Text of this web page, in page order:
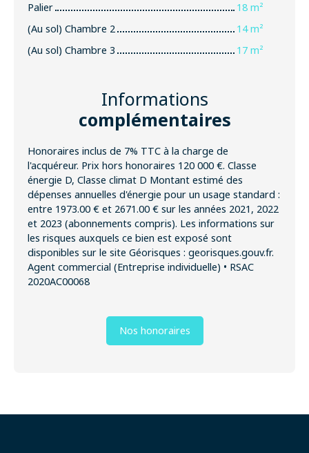
Palier
18 m²
(Au sol) Chambre 2
14 m²
(Au sol) Chambre 3
17 m²
Informations
complémentaires
Honoraires inclus de 7% TTC à la charge de
l'acquéreur. Prix hors honoraires 120 000 €. Classe
énergie D, Classe climat D Montant estimé des
dépenses annuelles d'énergie pour un usage standard :
entre 1973.00 € et 2671.00 € sur les années 2021, 2022
et 2023 (abonnements compris). Les informations sur
les risques auxquels ce bien est exposé sont
disponibles sur le site Géorisques : georisques.gouv.fr.
Agent commercial (Entreprise individuelle) • RSAC
2020AC00068
Nos honoraires